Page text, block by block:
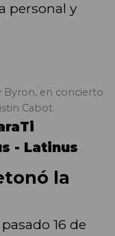
personal y
Byron, en concierto
Cabot.
- Latinus
la
16 de